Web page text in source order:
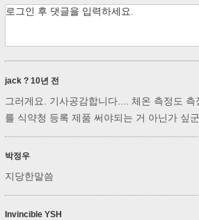
jack ? 10년 전
그러게요. 기사공감합니다.... 체온 측정도
를 식약청 등록 제품 써야되는 거 아닌가 싶군
박정우
지당한말씀
Invincible YSH